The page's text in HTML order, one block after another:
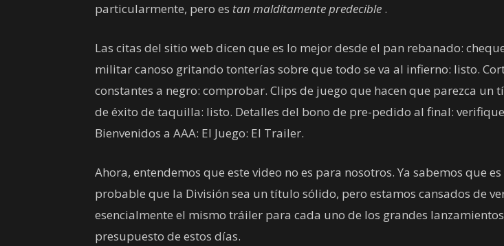
particularmente, pero es tan malditamente predecible .
Las citas del sitio web dicen que es lo mejor desde el pan rebanado:
militar canoso gritando tonterías sobre que todo se va al infierno: listo.
constantes a negro: comprobar. Clips de juego que hacen que parezca un
de éxito de taquilla: listo. Detalles del bono de pre-pedido al final:
Bienvenidos a AAA: El Juego: El Trailer.
Ahora, entendemos que este video no es para nosotros. Ya sabemos que
probable que la División sea un título sólido, pero estamos cansados de
esencialmente el mismo tráiler para cada uno de los grandes
presupuesto de estos días.